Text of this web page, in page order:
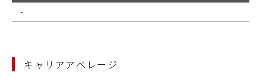
-
キャリアアベレージ